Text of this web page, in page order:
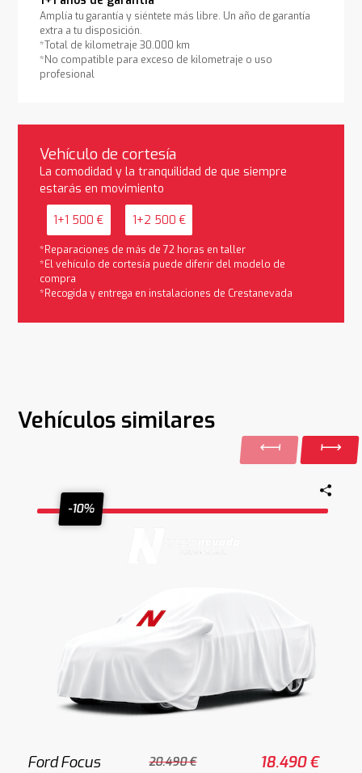
Amplía tu garantía y siéntete más libre. Un año de garantía
extra a tu disposición.
*Total de kilometraje 30.000 km
*No compatible para exceso de kilometraje o uso
profesional
Vehículo de cortesía
La comodidad y la tranquilidad de que siempre
estarás en movimiento
1+1 500 € 1+2 500 €
*Reparaciones de más de 72 horas en taller
*El vehículo de cortesía puede diferir del modelo de
compra
*Recogida y entrega en instalaciones de Crestanevada
Vehículos similares
-10%
Ford Focus 20.490 € 18.490 €